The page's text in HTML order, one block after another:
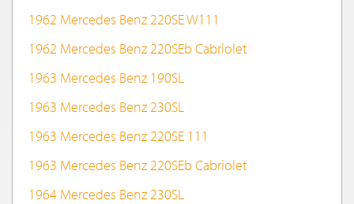
1962 Mercedes Benz 220SE W111
1962 Mercedes Benz 220SEb Cabriolet
1963 Mercedes Benz 190SL
1963 Mercedes Benz 230SL
1963 Mercedes Benz 220SE 111
1963 Mercedes Benz 220SEb Cabriolet
1964 Mercedes Benz 230SL